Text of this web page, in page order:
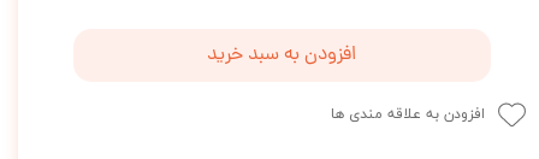
افزودن به سبد خرید
افزودن به علاقه مندی ها